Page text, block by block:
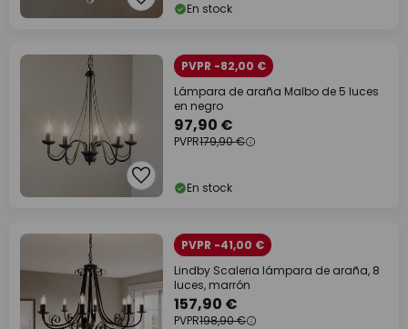
En stock
PVPR -82,00 €
Lámpara de araña Malbo de 5 luces
en negro
97,90 €
PVPR179,90 €
En stock
PVPR -41,00 €
Lindby Scaleria lámpara de araña, 8
luces, marrón
157,90 €
PVPR198,90 €